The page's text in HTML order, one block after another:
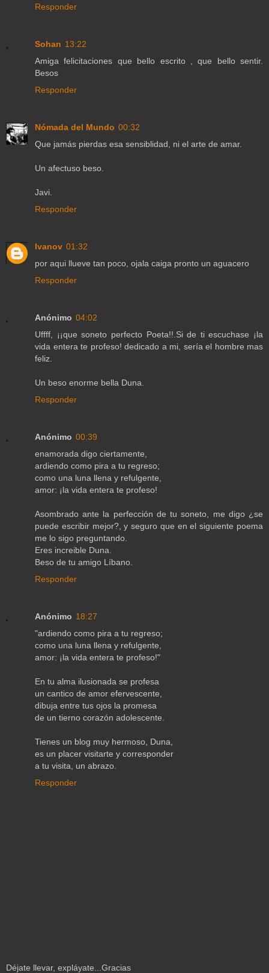
Responder
Sohan 13:22
Amiga felicitaciones que bello escrito , que bello sentir.
Besos
Responder
Nómada del Mundo 00:32
Que jamás pierdas esa sensiblidad, ni el arte de amar.
Un afectuso beso.
Javi.
Responder
Ivanov 01:32
por aqui llueve tan poco, ojala caiga pronto un aguacero
Responder
Anónimo 04:02
Uffff, ¡¡que soneto perfecto Poeta!!.Si de ti escuchase ¡la
vida entera te profeso! dedicado a mi, sería el hombre mas
feliz.
Un beso enorme bella Duna.
Responder
Anónimo 00:39
enamorada digo ciertamente,
ardiendo como pira a tu regreso;
como una luna llena y refulgente,
amor: ¡la vida entera te profeso!
Asombrado ante la perfección de tu soneto, me digo ¿se
puede escribir mejor?, y seguro que en el siguiente poema
me lo sigo preguntando.
Eres increible Duna.
Beso de tu amigo Líbano.
Responder
Anónimo 18:27
"ardiendo como pira a tu regreso;
como una luna llena y refulgente,
amor: ¡la vida entera te profeso!"
En tu alma ilusionada se profesa
un cantico de amor efervescente,
dibuja entre tus ojos la promesa
de un tierno corazón adolescente.
Tienes un blog muy hermoso, Duna,
es un placer visitarte y corresponder
a tu visita, un abrazo.
Responder
Déjate llevar, expláyate...Gracias